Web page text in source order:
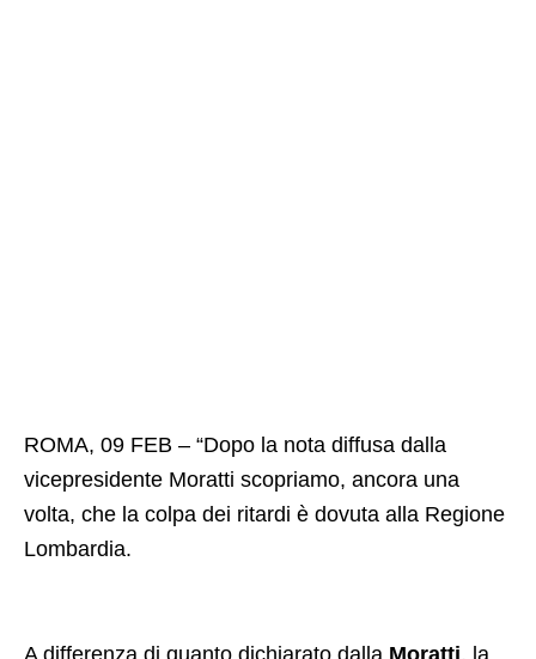
ROMA, 09 FEB – “Dopo la nota diffusa dalla
vicepresidente Moratti scopriamo, ancora una
volta, che la colpa dei ritardi è dovuta alla Regione
Lombardia.
A differenza di quanto dichiarato dalla Moratti, la